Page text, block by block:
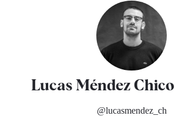
Lucas Méndez
@lucasmendez_ch